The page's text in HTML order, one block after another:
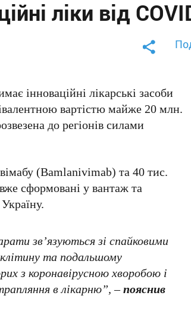
ліки від
інноваційні лікарські засоби
вартістю майже 20 млн.
до регіонів силами
(Bamlanivimab) та 40 тис.
сформовані у вантаж та
зв’язуються зі спайковими
та подальшому
з коронавірусною хворобою і
в лікарню”, –пояснив